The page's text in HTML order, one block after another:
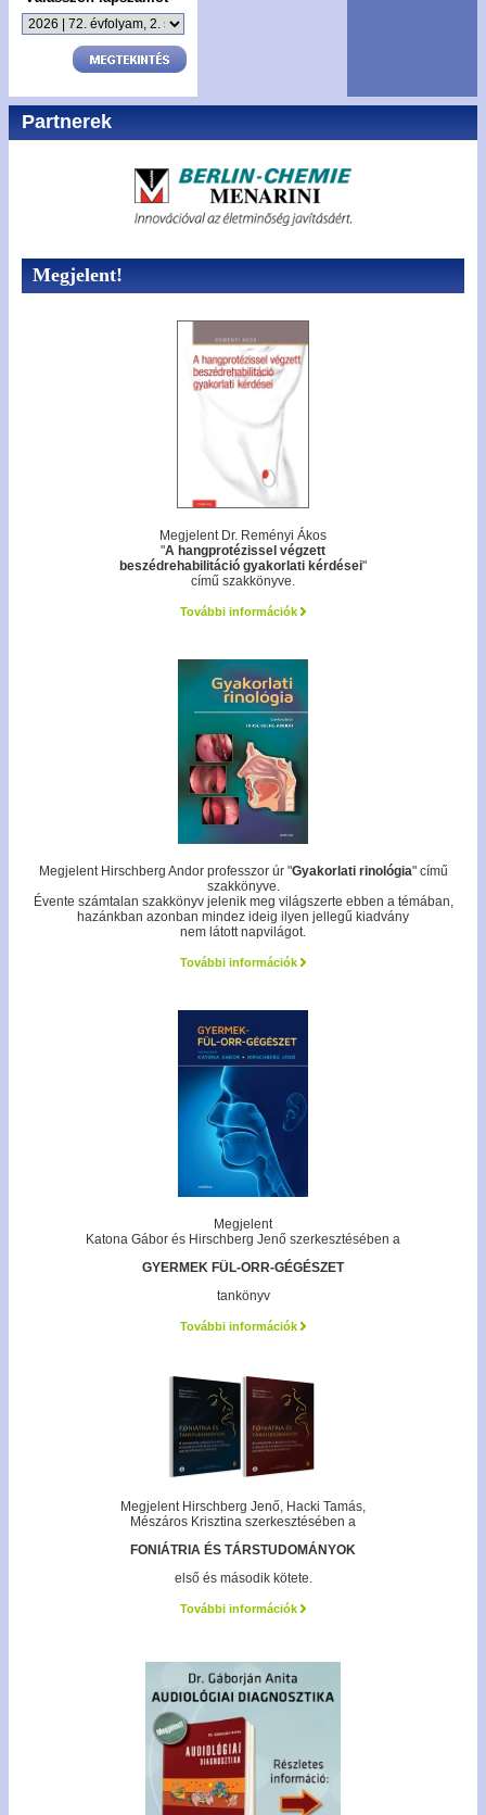
Partnerek
Megjelent!
Megjelent Dr. Reményi Ákos
"A hangprotézissel végzett
beszédrehabilitáció gyakorlati kérdései"
című szakkönyve.
További információk
Megjelent Hirschberg Andor professzor úr "Gyakorlati rinológia" című
szakkönyve.
Évente számtalan szakkönyv jelenik meg világszerte ebben a témában,
hazánkban azonban mindez ideig ilyen jellegű kiadvány
nem látott napvilágot.
További információk
Megjelent
Katona Gábor és Hirschberg Jenő szerkesztésében a
GYERMEK FÜL-ORR-GÉGÉSZET
tankönyv
További információk
Megjelent Hirschberg Jenő, Hacki Tamás,
Mészáros Krisztina szerkesztésében a
FONIÁTRIA ÉS TÁRSTUDOMÁNYOK
első és második kötete.
További információk